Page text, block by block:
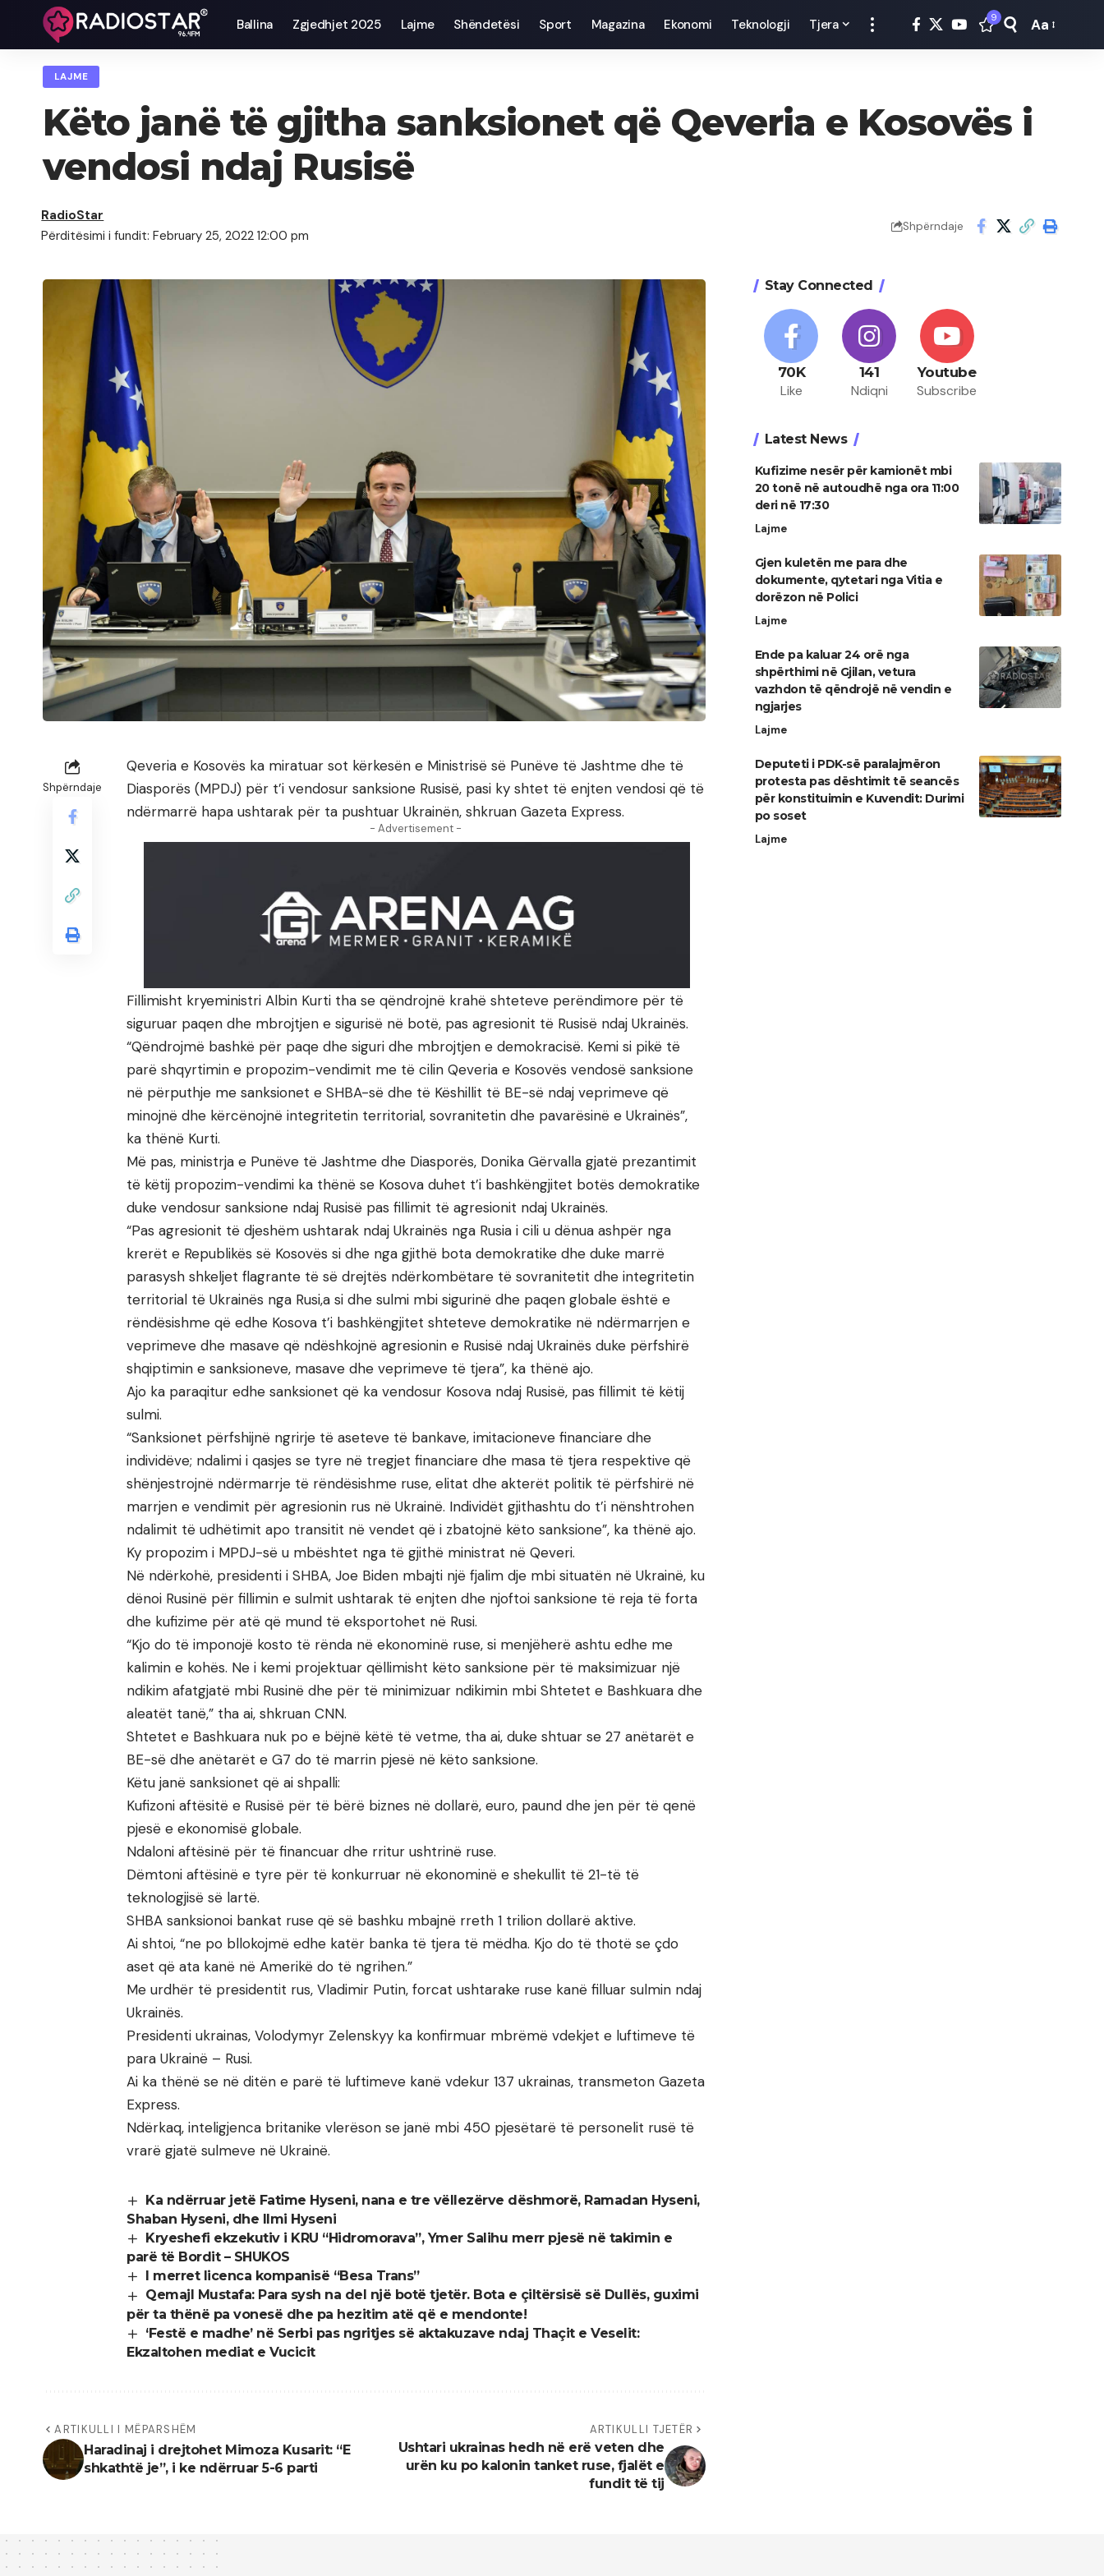
Ballina Zgjedhjet 2025 Lajme Shëndetësi Sport Magazina Ekonomi Teknologji Tjera 9
Font
Aa
LAJME
Këto janë të gjitha sanksionet që Qeveria e Kosovës i
vendosi ndaj Rusisë
Përditësimi i fundit: February 25, 2022 12:00 pm
RadioStar
Shpërndaje
Shpërndaje
Qeveria e Kosovës ka miratuar sot kërkesën e Ministrisë së Punëve të Jashtme dhe të
Diasporës (MPDJ) për t’i vendosur sanksione Rusisë, pasi ky shtet të enjten vendosi që të
ndërmarrë hapa ushtarak për ta pushtuar Ukrainën, shkruan Gazeta Express.
- Advertisement -
Fillimisht kryeministri Albin Kurti tha se qëndrojnë krahë shteteve perëndimore për të
siguruar paqen dhe mbrojtjen e sigurisë në botë, pas agresionit të Rusisë ndaj Ukrainës.
“Qëndrojmë bashkë për paqe dhe siguri dhe mbrojtjen e demokracisë. Kemi si pikë të
parë shqyrtimin e propozim-vendimit me të cilin Qeveria e Kosovës vendosë sanksione
në përputhje me sanksionet e SHBA-së dhe të Këshillit të BE-së ndaj veprimeve që
minojnë dhe kërcënojnë integritetin territorial, sovranitetin dhe pavarësinë e Ukrainës”,
ka thënë Kurti.
Më pas, ministrja e Punëve të Jashtme dhe Diasporës, Donika Gërvalla gjatë prezantimit
të këtij propozim-vendimi ka thënë se Kosova duhet t’i bashkëngjitet botës demokratike
duke vendosur sanksione ndaj Rusisë pas fillimit të agresionit ndaj Ukrainës.
“Pas agresionit të djeshëm ushtarak ndaj Ukrainës nga Rusia i cili u dënua ashpër nga
krerët e Republikës së Kosovës si dhe nga gjithë bota demokratike dhe duke marrë
parasysh shkeljet flagrante të së drejtës ndërkombëtare të sovranitetit dhe integritetin
territorial të Ukrainës nga Rusi,a si dhe sulmi mbi sigurinë dhe paqen globale është e
rëndësishme që edhe Kosova t’i bashkëngjitet shteteve demokratike në ndërmarrjen e
veprimeve dhe masave që ndëshkojnë agresionin e Rusisë ndaj Ukrainës duke përfshirë
shqiptimin e sanksioneve, masave dhe veprimeve të tjera”, ka thënë ajo.
Ajo ka paraqitur edhe sanksionet që ka vendosur Kosova ndaj Rusisë, pas fillimit të këtij
sulmi.
“Sanksionet përfshijnë ngrirje të aseteve të bankave, imitacioneve financiare dhe
individëve; ndalimi i qasjes se tyre në tregjet financiare dhe masa të tjera respektive që
shënjestrojnë ndërmarrje të rëndësishme ruse, elitat dhe akterët politik të përfshirë në
marrjen e vendimit për agresionin rus në Ukrainë. Individët gjithashtu do t’i nënshtrohen
ndalimit të udhëtimit apo transitit në vendet që i zbatojnë këto sanksione”, ka thënë ajo.
Ky propozim i MPDJ-së u mbështet nga të gjithë ministrat në Qeveri.
Në ndërkohë, presidenti i SHBA, Joe Biden mbajti një fjalim dje mbi situatën në Ukrainë, ku
dënoi Rusinë për fillimin e sulmit ushtarak të enjten dhe njoftoi sanksione të reja të forta
dhe kufizime për atë që mund të eksportohet në Rusi.
“Kjo do të imponojë kosto të rënda në ekonominë ruse, si menjëherë ashtu edhe me
kalimin e kohës. Ne i kemi projektuar qëllimisht këto sanksione për të maksimizuar një
ndikim afatgjatë mbi Rusinë dhe për të minimizuar ndikimin mbi Shtetet e Bashkuara dhe
aleatët tanë,” tha ai, shkruan CNN.
Shtetet e Bashkuara nuk po e bëjnë këtë të vetme, tha ai, duke shtuar se 27 anëtarët e
BE-së dhe anëtarët e G7 do të marrin pjesë në këto sanksione.
Këtu janë sanksionet që ai shpalli:
Kufizoni aftësitë e Rusisë për të bërë biznes në dollarë, euro, paund dhe jen për të qenë
pjesë e ekonomisë globale.
Ndaloni aftësinë për të financuar dhe rritur ushtrinë ruse.
Dëmtoni aftësinë e tyre për të konkurruar në ekonominë e shekullit të 21-të të
teknologjisë së lartë.
SHBA sanksionoi bankat ruse që së bashku mbajnë rreth 1 trilion dollarë aktive.
Ai shtoi, “ne po bllokojmë edhe katër banka të tjera të mëdha. Kjo do të thotë se çdo
aset që ata kanë në Amerikë do të ngrihen.”
Me urdhër të presidentit rus, Vladimir Putin, forcat ushtarake ruse kanë filluar sulmin ndaj
Ukrainës.
Presidenti ukrainas, Volodymyr Zelenskyy ka konfirmuar mbrëmë vdekjet e luftimeve të
para Ukrainë – Rusi.
Ai ka thënë se në ditën e parë të luftimeve kanë vdekur 137 ukrainas, transmeton Gazeta
Express.
Ndërkaq, inteligjenca britanike vlerëson se janë mbi 450 pjesëtarë të personelit rusë të
vrarë gjatë sulmeve në Ukrainë.
Ka ndërruar jetë Fatime Hyseni, nana e tre vëllezërve dëshmorë, Ramadan Hyseni,
Shaban Hyseni, dhe Ilmi Hyseni
Kryeshefi ekzekutiv i KRU “Hidromorava”, Ymer Salihu merr pjesë në takimin e
parë të Bordit – SHUKOS
I merret licenca kompanisë “Besa Trans”
Qemajl Mustafa: Para sysh na del një botë tjetër. Bota e çiltërsisë së Dullës, guximi
për ta thënë pa vonesë dhe pa hezitim atë që e mendonte!
‘Festë e madhe’ në Serbi pas ngritjes së aktakuzave ndaj Thaçit e Veselit:
Ekzaltohen mediat e Vucicit
ARTIKULLI I MËPARSHËM
Haradinaj i drejtohet Mimoza Kusarit: “E
shkathtë je”, i ke ndërruar 5-6 parti
ARTIKULLI TJETËR
Ushtari ukrainas hedh në erë veten dhe
urën ku po kalonin tanket ruse, fjalët e
fundit të tij
Stay Connected
70K
Like
141
Ndiqni
Youtube
Subscribe
Latest News
Kufizime nesër për kamionët mbi
20 tonë në autoudhë nga ora 11:00
deri në 17:30
Lajme
Gjen kuletën me para dhe
dokumente, qytetari nga Vitia e
dorëzon në Polici
Lajme
Ende pa kaluar 24 orë nga
shpërthimi në Gjilan, vetura
vazhdon të qëndrojë në vendin e
ngjarjes
Lajme
Deputeti i PDK-së paralajmëron
protesta pas dështimit të seancës
për konstituimin e Kuvendit: Durimi
po soset
Lajme